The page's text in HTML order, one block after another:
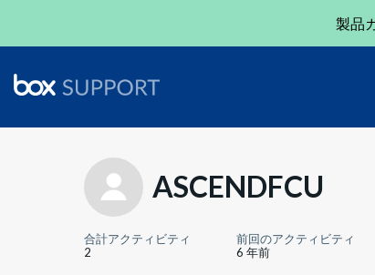
製品
ASCENDFCU
合計アクティビティ
2
前回のアクティビティ
6 年前